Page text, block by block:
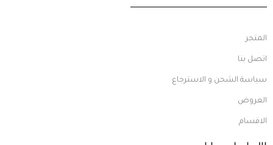
المتجر
اتصل بنا
سياسة الشحن و الاسترجاع
العروض
الاقسام